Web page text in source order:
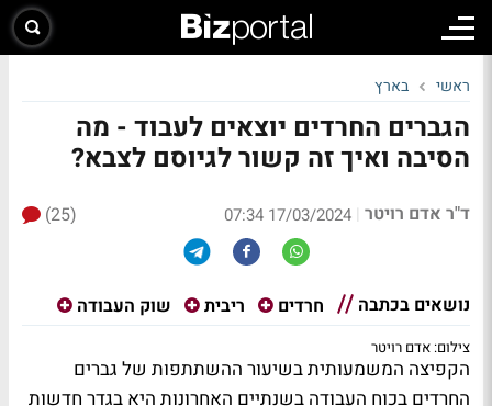
ראשי בארץ
הגברים החרדים יוצאים לעבוד - מה
הסיבה ואיך זה קשור לגיוסם לצבא?
ד"ר אדם רויטר |
17/03/2024 07:34
(25)
נושאים בכתבה חרדים ריבית שוק העבודה
צילום: אדם רויטר
הקפיצה המשמעותית בשיעור ההשתתפות של גברים
החרדים בכוח העבודה בשנתיים האחרונות היא בגדר חדשות